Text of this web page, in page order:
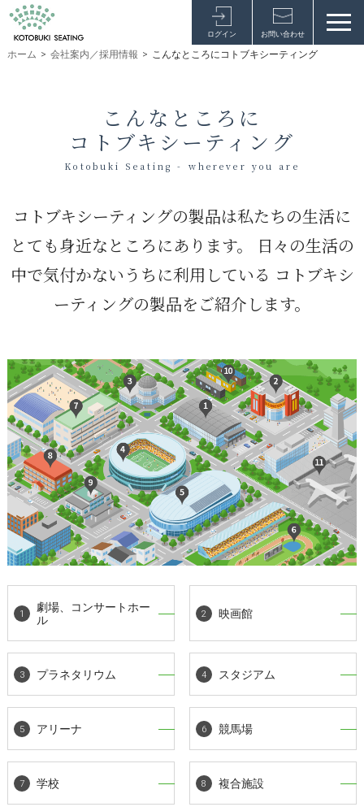
ログイン お問い合わせ
ホーム > 会社案内／採用情報 > こんなところにコトブキシーティング
こんなところに
コトブキシーティング
Kotobuki Seating - wherever you are
コトブキシーティングの製品は私たちの生活に
とても身近なところにあります。
日々の生活の
中で気付かないうちに利用している コトブキシ
ーティングの製品をご紹介します。
劇場、コンサートホー
ル
映画館
プラネタリウム スタジアム
アリーナ 競馬場
学校 複合施設